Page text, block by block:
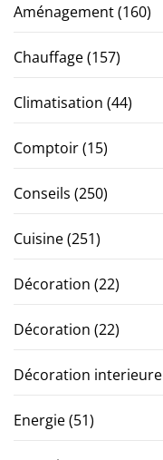
Aménagement(160)
Chauffage(157)
Climatisation (44)
Comptoir(15)
Conseils (250)
Cuisine(251)
Décoration (22)
Décoration (22)
Décoration interieure
Energie(51)